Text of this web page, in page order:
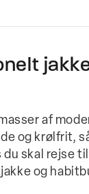
af
og krølfrit,
skal rejse
og